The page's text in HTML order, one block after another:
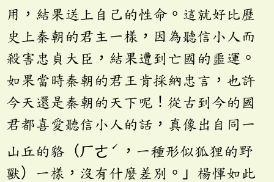
用，結果送上自己的性命。這就好比歷
史上秦朝的君主一樣，因為聽信小人而
殺害忠貞大臣，結果遭到亡國的噩運。
如果當時秦朝的君王肯採納忠言，也許
今天還是秦朝的天下呢！從古到今的國
君都喜愛聽信小人的話，真像出自同一
山丘的貉（ㄏㄜ ˊ
，一種形似狐狸的野
獸）一樣，沒有什麼差別。」楊惲如此